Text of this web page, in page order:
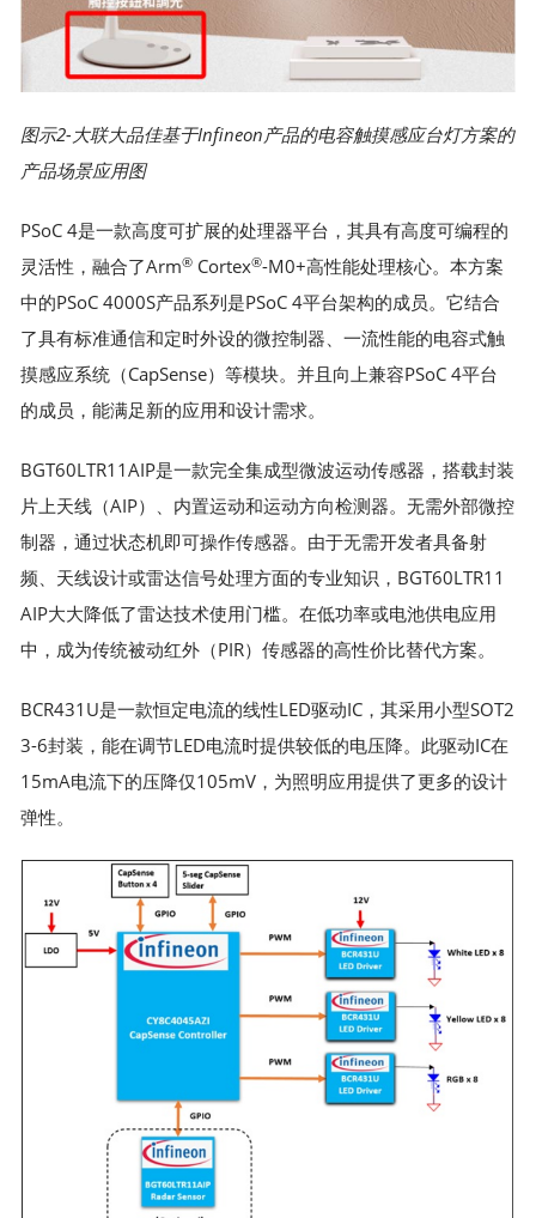
图示2- 大联大品佳基于Infineon产品的电容触摸感应台灯方案的
产品场景应用图
PSoC 4是一款高度可扩展的处理器平台，其具有高度可编程的
灵活性，融合了Arm® Cortex®-M0+高性能处理核心。本方案
中的PSoC 4000S产品系列是PSoC 4平台架构的成员。它结合
了具有标准通信和定时外设的微控制器、一流性能的电容式触
摸感应系统（CapSense）等模块。并且向上兼容PSoC 4平台
的成员，能满足新的应用和设计需求。
BGT60LTR11AIP是一款完全集成型微波运动传感器，搭载封装
片上天线（AIP）、内置运动和运动方向检测器。无需外部微控
制器，通过状态机即可操作传感器。由于无需开发者具备射
频、天线设计或雷达信号处理方面的专业知识，BGT60LTR11
AIP大大降低了雷达技术使用门槛。在低功率或电池供电应用
中，成为传统被动红外（PIR）传感器的高性价比替代方案。
BCR431U是一款恒定电流的线性LED驱动IC，其采用小型SOT2
3-6封装，能在调节LED电流时提供较低的电压降。此驱动IC在
15mA电流下的压降仅105mV，为照明应用提供了更多的设计
弹性。